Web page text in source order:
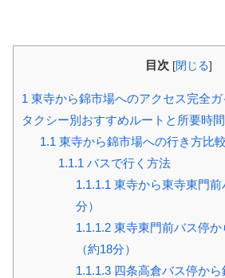
目次 [閉じる]
1 東寺から錦市場へのアクセス完全ガ
タクシー別おすすめルートと所要時
1.1 東寺から錦市場への行き方比
1.1.1 バスで行く方法
1.1.1.1 東寺から東寺東門
分）
1.1.1.2 東寺東門前バス停
（約18分）
1.1.1.3 四条高倉バス停か